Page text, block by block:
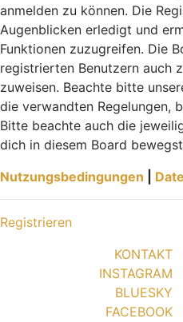
anmelden zu können. Die
Augenblicken erledigt und
Funktionen zuzugreifen. Die
registrierten Benutzern auch
zuweisen. Beachte bitte
die verwandten Regelungen,
Bitte beachte auch die
dich in diesem Board
Nutzungsbedingungen
Registrieren
KONTAKT
INSTAGRAM
BLUESKY
FACEBOOK